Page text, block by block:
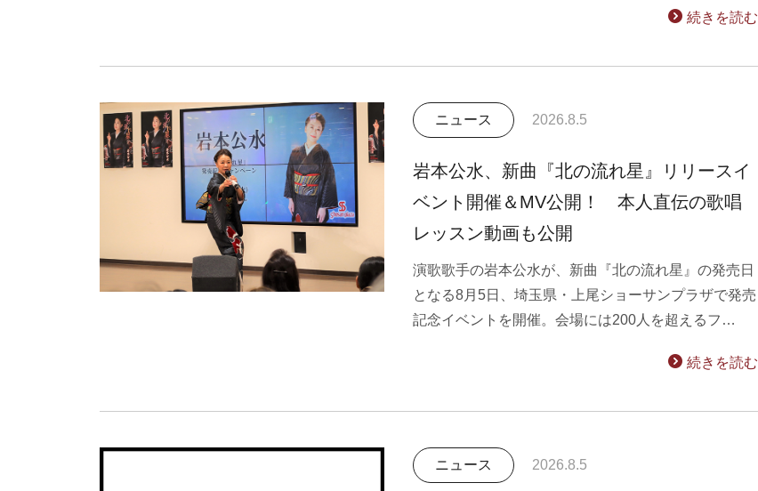
続きを読む
ニュース 2026.8.5
岩本公水、新曲『北の流れ星』リリースイ
ベント開催＆MV公開！ 本人直伝の歌唱
レッスン動画も公開
演歌歌手の岩本公水が、新曲『北の流れ星』の発売日
となる8月5日、埼玉県・上尾ショーサンプラザで発売
記念イベントを開催。会場には200人を超えるフ…
続きを読む
ニュース 2026.8.5